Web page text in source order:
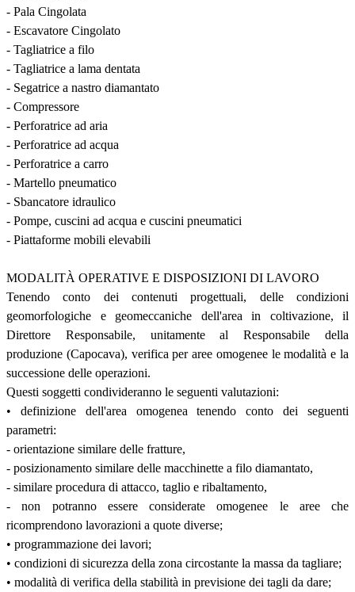
- Pala Cingolata
- Escavatore Cingolato
- Tagliatrice a filo
- Tagliatrice a lama dentata
- Segatrice a nastro diamantato
- Compressore
- Perforatrice ad aria
- Perforatrice ad acqua
- Perforatrice a carro
- Martello pneumatico
- Sbancatore idraulico
- Pompe, cuscini ad acqua e cuscini pneumatici
- Piattaforme mobili elevabili
MODALITÀ OPERATIVE E DISPOSIZIONI DI LAVORO
Tenendo conto dei contenuti progettuali, delle condizioni
geomorfologiche e geomeccaniche dell'area in coltivazione, il
Direttore Responsabile, unitamente al Responsabile della
produzione (Capocava), verifica per aree omogenee le modalità e la
successione delle operazioni.
Questi soggetti condivideranno le seguenti valutazioni:
• definizione dell'area omogenea tenendo conto dei seguenti
parametri:
- orientazione similare delle fratture,
- posizionamento similare delle macchinette a filo diamantato,
- similare procedura di attacco, taglio e ribaltamento,
- non potranno essere considerate omogenee le aree che
ricomprendono lavorazioni a quote diverse;
• programmazione dei lavori;
• condizioni di sicurezza della zona circostante la massa da tagliare;
• modalità di verifica della stabilità in previsione dei tagli da dare;